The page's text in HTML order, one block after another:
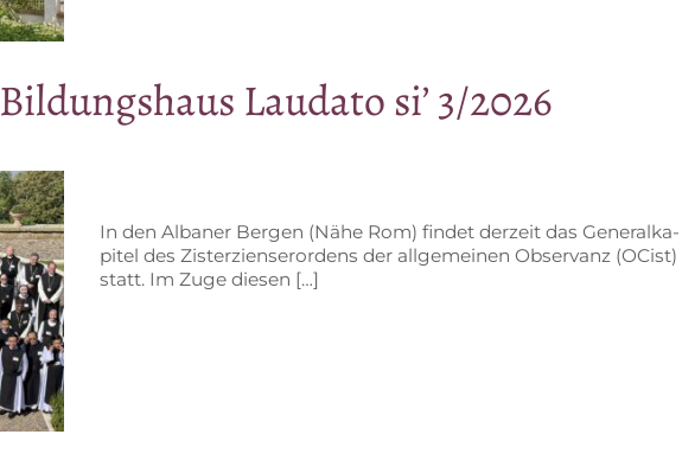
Bil­dungs­haus Lau­da­to si’ 3/2026
In den Al­ba­ner Ber­gen (Nähe Rom) fin­det der­zeit das Ge­ne­ral­ka­
pi­tel des Zis­ter­zi­en­ser­or­dens der all­ge­mei­nen Ob­ser­vanz (OCist)
statt. Im Zuge diesen […]